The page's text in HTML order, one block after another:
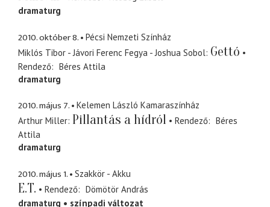
dramaturg
2010. október 8.
Pécsi Nemzeti Színház
Miklós Tibor - Jávori Ferenc Fegya - Joshua Sobol Gettó
Rendező
Béres Attila
dramaturg
2010. május 7.
Kelemen László Kamaraszínház
Arthur Miller Pillantás a hídról Rendező
Béres
Attila
dramaturg
2010. május 1. Szakkör - Akku
E.T. Rendező
Dömötör András
dramaturg
színpadi változat